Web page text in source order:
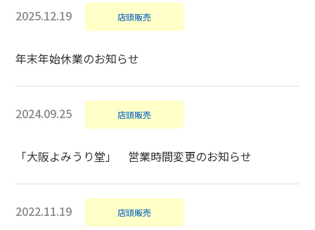
2025.12.19 店頭販売
年末年始休業のお知らせ
2024.09.25 店頭販売
「大阪よみうり堂」 営業時間変更のお知らせ
2022.11.19 店頭販売